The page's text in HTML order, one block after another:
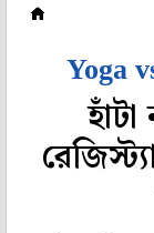
Yoga